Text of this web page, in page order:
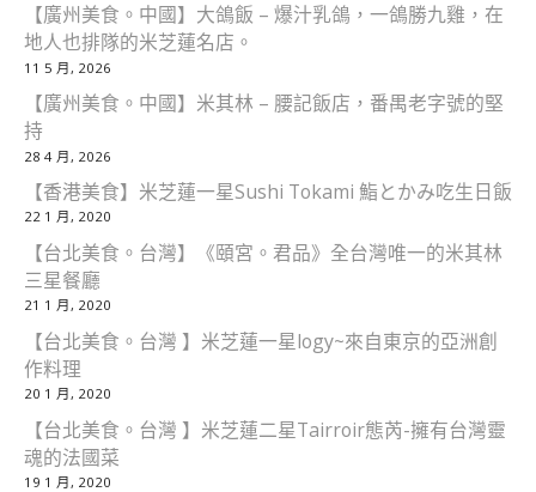
【廣州美食。中國】大鴿飯 – 爆汁乳鴿，一鴿勝九雞，在
地人也排隊的米芝蓮名店。
11 5 月, 2026
【廣州美食。中國】米其林 – 腰記飯店，番禺老字號的堅
持
28 4 月, 2026
【香港美食】米芝蓮一星Sushi Tokami 鮨とかみ吃生日飯
22 1 月, 2020
【台北美食。台灣】《頤宮。君品》全台灣唯一的米其林
三星餐廳
21 1 月, 2020
【台北美食。台灣 】米芝蓮一星logy~來自東京的亞洲創
作料理
20 1 月, 2020
【台北美食。台灣 】米芝蓮二星Tairroir態芮-擁有台灣靈
魂的法國菜
19 1 月, 2020